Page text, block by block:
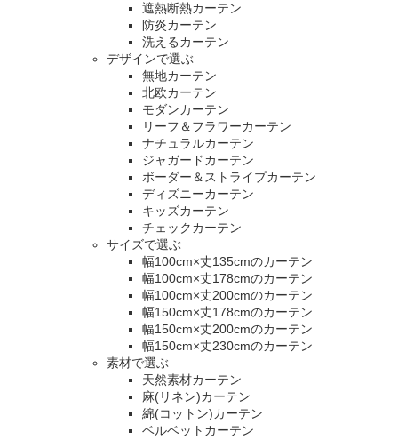
遮熱断熱カーテン
防炎カーテン
洗えるカーテン
デザインで選ぶ
無地カーテン
北欧カーテン
モダンカーテン
リーフ＆フラワーカーテン
ナチュラルカーテン
ジャガードカーテン
ボーダー＆ストライプカーテン
ディズニーカーテン
キッズカーテン
チェックカーテン
サイズで選ぶ
幅100cm×丈135cmのカーテン
幅100cm×丈178cmのカーテン
幅100cm×丈200cmのカーテン
幅150cm×丈178cmのカーテン
幅150cm×丈200cmのカーテン
幅150cm×丈230cmのカーテン
素材で選ぶ
天然素材カーテン
麻(リネン)カーテン
綿(コットン)カーテン
ベルベットカーテン